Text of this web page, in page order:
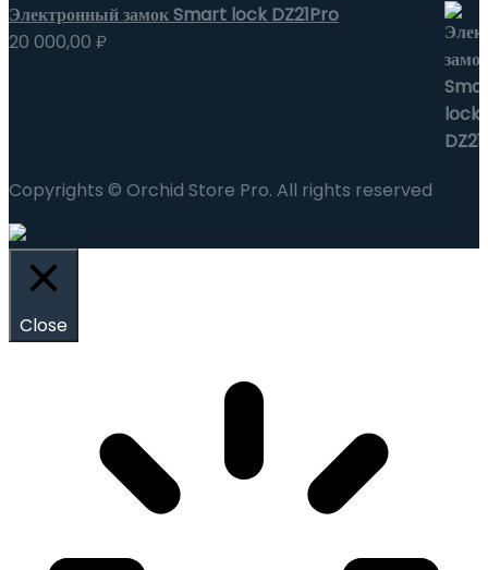
Электронный замок Smart lock DZ21Pro
20 000,00 ₽
Copyrights © Orchid Store Pro. All rights reserved
Close